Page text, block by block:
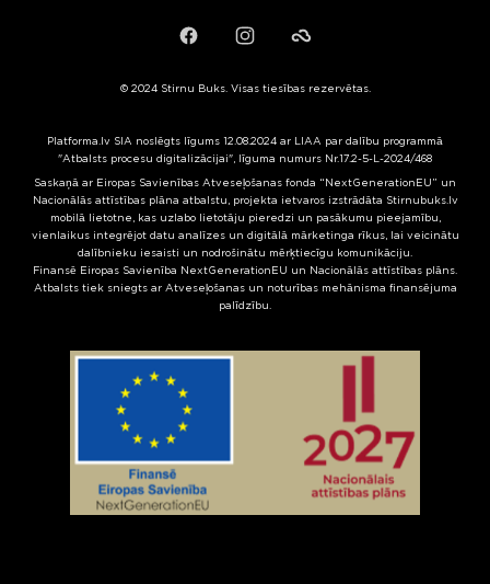
FacebookInstagramFailiem.lv
© 2024 Stirnu Buks. Visas tiesības rezervētas.
Platforma.lv SIA noslēgts līgums 12.08.2024 ar LIAA par dalību programmā
"Atbalsts procesu digitalizācijai", līguma numurs Nr.17.2-5-L-2024/468
Saskaņā ar Eiropas Savienības Atveseļošanas fonda “NextGenerationEU” un
Nacionālās attīstības plāna atbalstu, projekta ietvaros izstrādāta Stirnubuks.lv
mobilā lietotne, kas uzlabo lietotāju pieredzi un pasākumu pieejamību,
vienlaikus integrējot datu analīzes un digitālā mārketinga rīkus, lai veicinātu
dalībnieku iesaisti un nodrošinātu mērķtiecīgu komunikāciju.
Finansē Eiropas Savienība NextGenerationEU un Nacionālās attīstības plāns.
Atbalsts tiek sniegts ar Atveseļošanas un noturības mehānisma finansējuma
palīdzību.